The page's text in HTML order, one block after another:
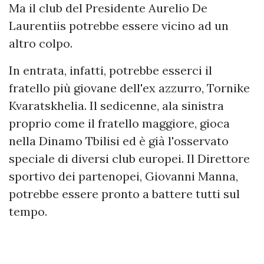
Ma il club del Presidente Aurelio De
Laurentiis potrebbe essere vicino ad un
altro colpo.
In entrata, infatti, potrebbe esserci il
fratello più giovane dell'ex azzurro, Tornike
Kvaratskhelia. Il sedicenne, ala sinistra
proprio come il fratello maggiore, gioca
nella Dinamo Tbilisi ed è già l'osservato
speciale di diversi club europei. Il Direttore
sportivo dei partenopei, Giovanni Manna,
potrebbe essere pronto a battere tutti sul
tempo.